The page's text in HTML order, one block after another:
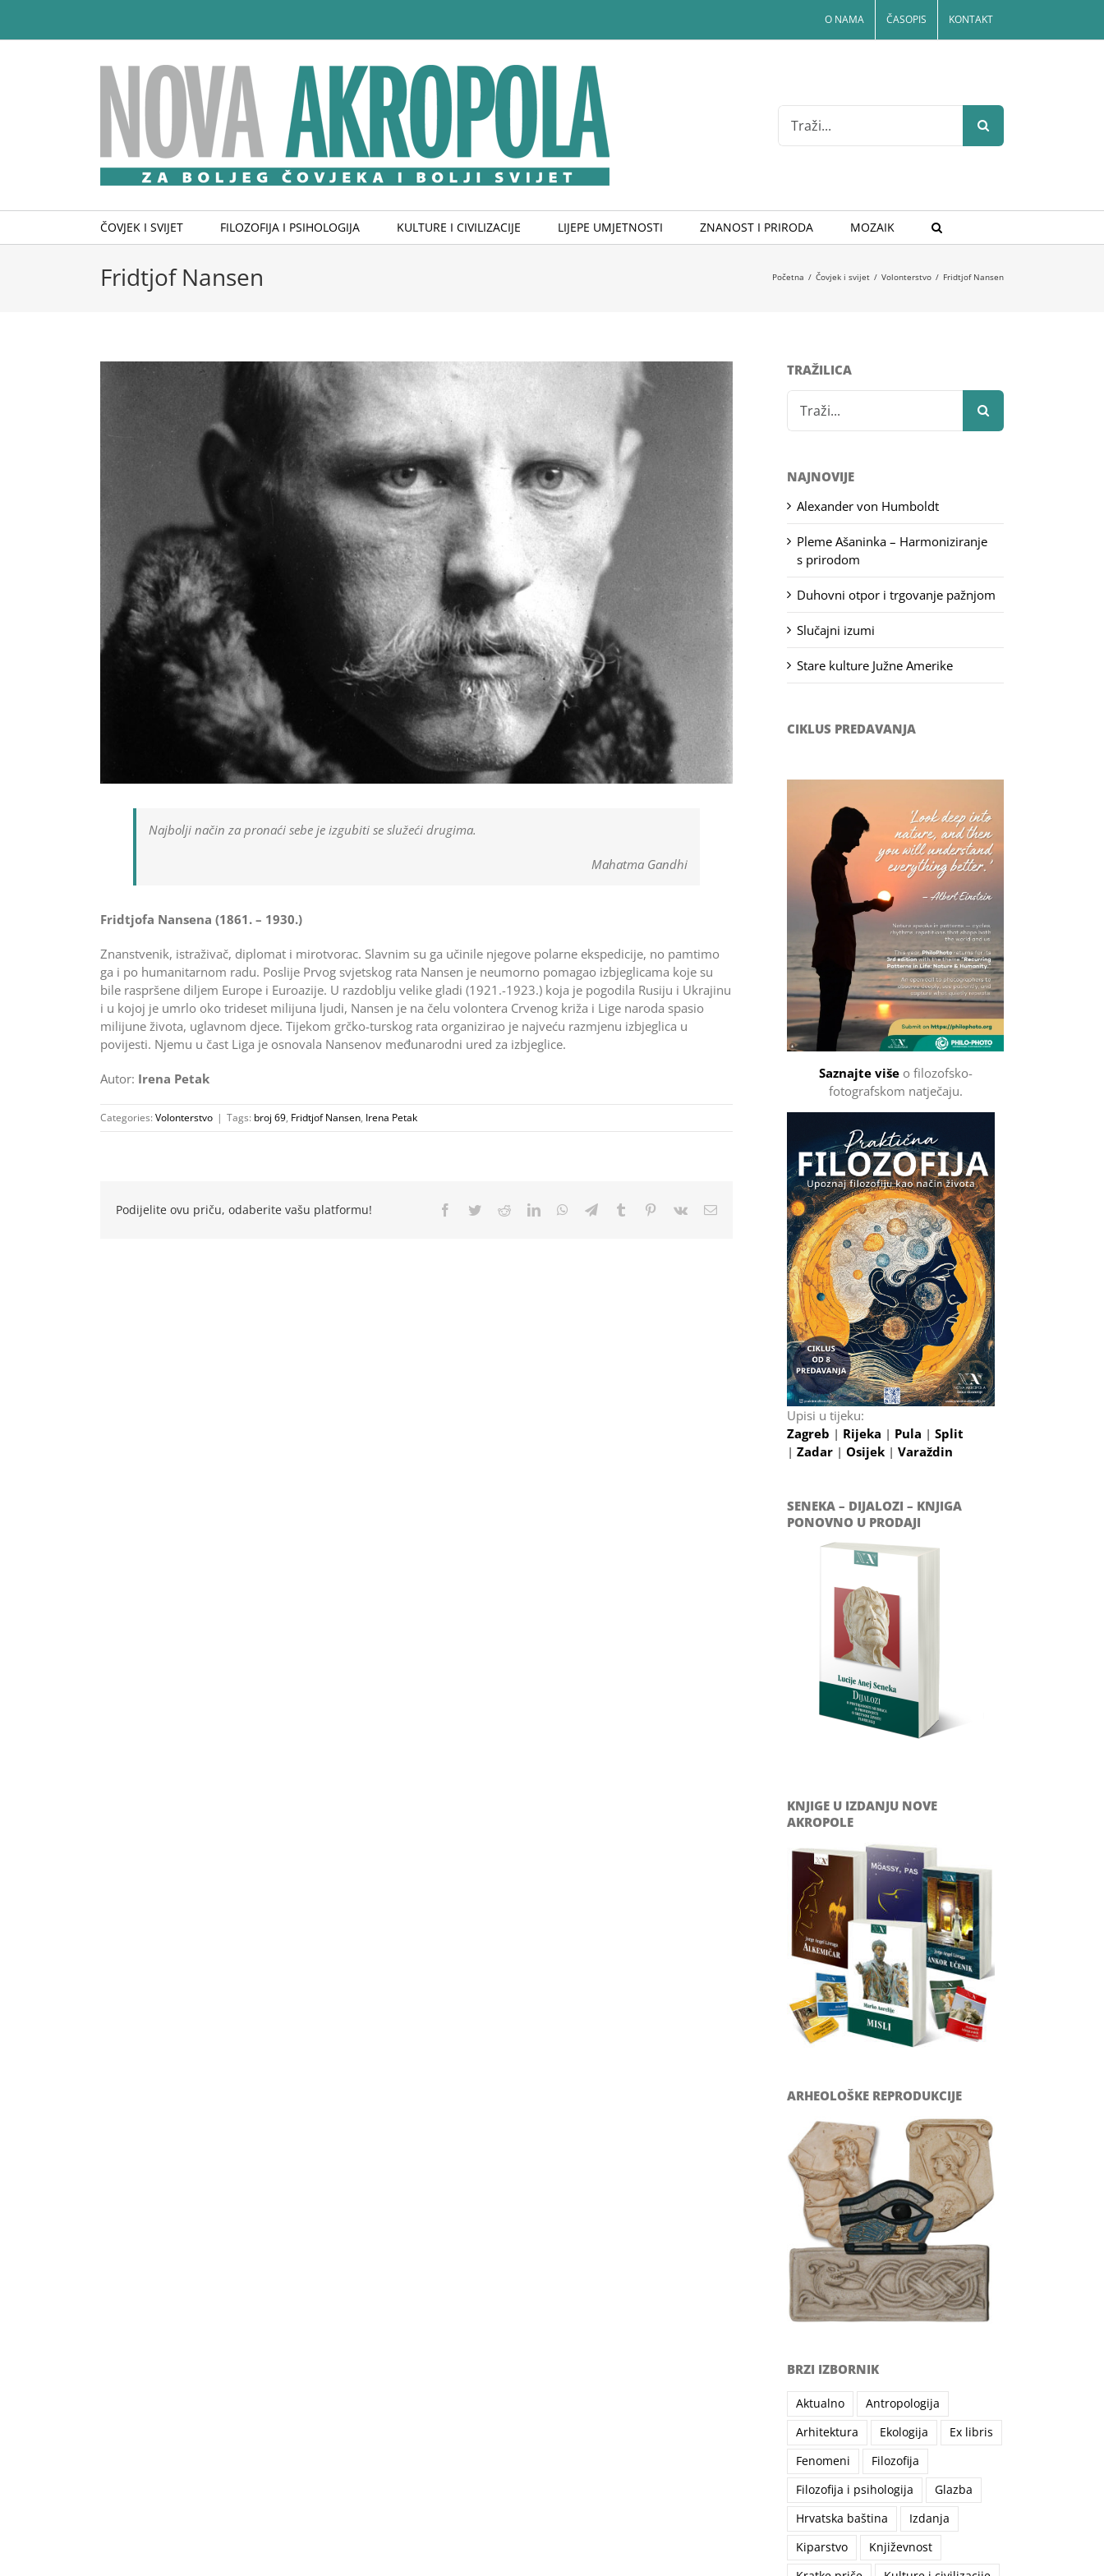
content
O NAMA ČASOPIS KONTAKT
Search
for:
ČOVJEK I SVIJET FILOZOFIJA I PSIHOLOGIJA KULTURE I CIVILIZACIJE LIJEPE UMJETNOSTI ZNANOST I PRIRODA MOZAIK
Fridtjof Nansen Početna / Čovjek i svijet / Volonterstvo / Fridtjof Nansen
Najbolji način za pronaći sebe je izgubiti se služeći drugima.
Mahatma Gandhi
Fridtjofa Nansena (1861. – 1930.)
Znanstvenik, istraživač, diplomat i mirotvorac. Slavnim su ga učinile njegove polarne ekspedicije, no pamtimo
ga i po humanitarnom radu. Poslije Prvog svjetskog rata Nansen je neumorno pomagao izbjeglicama koje su
bile raspršene diljem Europe i Euroazije. U razdoblju velike gladi (1921.-1923.) koja je pogodila Rusiju i Ukrajinu
i u kojoj je umrlo oko trideset milijuna ljudi, Nansen je na čelu volontera Crvenog križa i Lige naroda spasio
milijune života, uglavnom djece. Tijekom grčko-turskog rata ­organizirao je najveću razmjenu izbjeglica u
povijesti. Njemu u čast Liga je osnovala Nansenov međunarodni ured za izbjeglice.
Autor: Irena Petak
Categories: Volonterstvo | Tags: broj 69, Fridtjof Nansen, Irena Petak
Podijelite ovu priču, odaberite vašu platformu! Facebook
TwitterRedditLinkedInWhatsApp
TelegramTumblr Pinterest
Vk Email
TRAŽILICA
for:
NAJNOVIJE
Alexander von Humboldt
Pleme Ašaninka – Harmoniziranje
s prirodom
Duhovni otpor i trgovanje pažnjom
Slučajni izumi
Stare kulture Južne Amerike
CIKLUS PREDAVANJA
Saznajte višeo filozofsko-
fotografskom natječaju.
Upisi u tijeku:
Zagreb | Rijeka | Pula | Split
| Zadar | Osijek | Varaždin
SENEKA – DIJALOZI – KNJIGA
PONOVNO U PRODAJI
KNJIGE U IZDANJU NOVE
AKROPOLE
ARHEOLOŠKE REPRODUKCIJE
BRZI IZBORNIK
Aktualno
Antropologija
Arhitektura
Ekologija
Ex libris
Fenomeni
Filozofija
Filozofija i psihologija
Glazba
Hrvatska baština
Izdanja
Kiparstvo
Književnost